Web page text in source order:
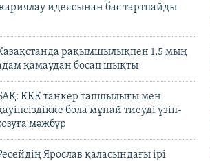
идеясынан бас тартпайды
рақымшылықпен 1,5 мың
қамаудан босап шықты
КҚК танкер тапшылығы мен
бола мұнай тиеуді үзіп-
мәжбүр
Ярослав қаласындағы ірі